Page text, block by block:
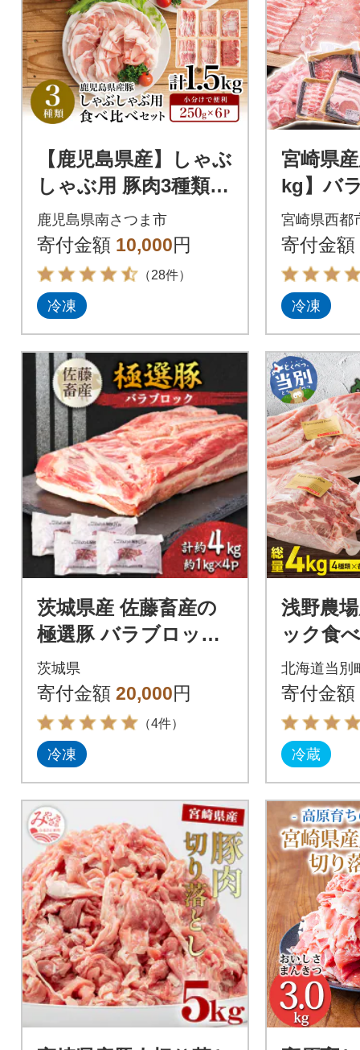
【鹿児島県産】しゃぶ
しゃぶ用 豚肉3種類
計1.5kg 豚肉 小分け
冷凍 カミチク
鹿児島県南さつま市
寄付金額 10,000円
（28件）
冷凍
宮崎県
kg】バ
れしゃ
[3120]
宮崎県西都
寄付金額
冷凍
茨城県産 佐藤畜産の
極選豚 バラブロック
約4kg
茨城県
寄付金額 20,000円
（4件）
冷凍
浅野農
ック食
b02-013
北海道当別
寄付金額
冷蔵